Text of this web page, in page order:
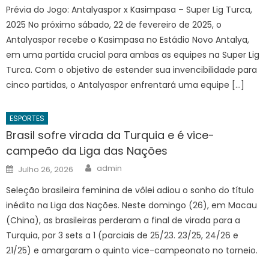
Prévia do Jogo: Antalyaspor x Kasimpasa – Super Lig Turca,
2025 No próximo sábado, 22 de fevereiro de 2025, o
Antalyaspor recebe o Kasimpasa no Estádio Novo Antalya,
em uma partida crucial para ambas as equipes na Super Lig
Turca. Com o objetivo de estender sua invencibilidade para
cinco partidas, o Antalyaspor enfrentará uma equipe […]
ESPORTES
Brasil sofre virada da Turquia e é vice-
campeão da Liga das Nações
Posted
on
Julho 26, 2026 Author
admin
Seleção brasileira feminina de vôlei adiou o sonho do título
inédito na Liga das Nações. Neste domingo (26), em Macau
(China), as brasileiras perderam a final de virada para a
Turquia, por 3 sets a 1 (parciais de 25/23. 23/25, 24/26 e
21/25) e amargaram o quinto vice-campeonato no torneio.